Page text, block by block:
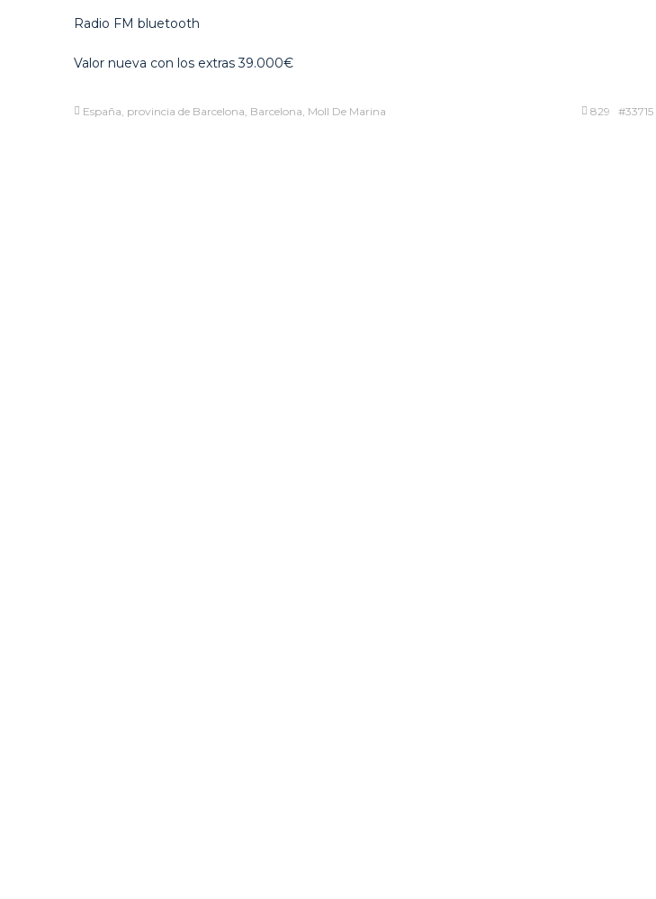
Radio FM bluetooth
Valor nueva con los extras 39.000€
España, provincia de Barcelona, Barcelona, Moll De Marina 829 #33715